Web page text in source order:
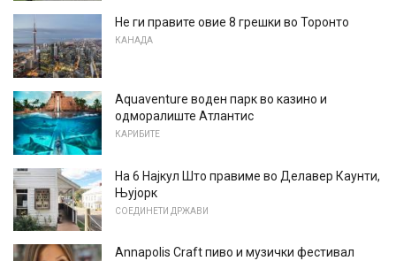
Не ги правите овие 8 грешки во Торонто
КАНАДА
Aquaventure воден парк во казино и
одморалиште Атлантис
КАРИБИТЕ
На 6 Најкул Што правиме во Делавер Каунти,
Њујорк
СОЕДИНЕТИ ДРЖАВИ
Annapolis Craft пиво и музички фестивал